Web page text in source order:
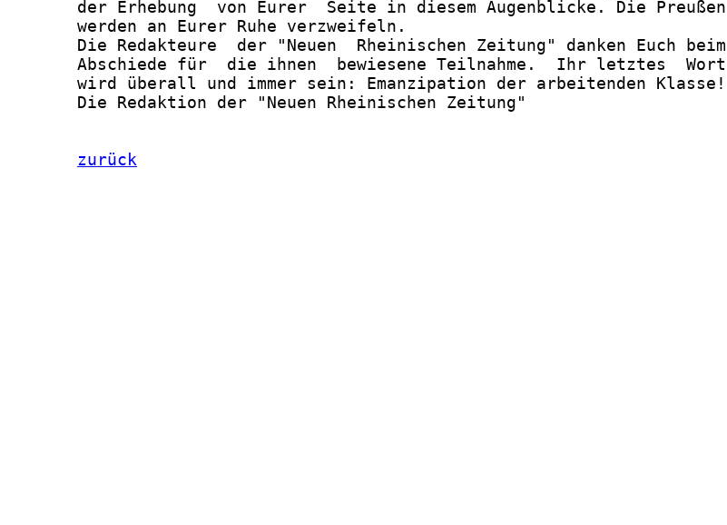
       der Erhebung  von Eurer  Seite in diesem Augenblicke. Die Preußen
       werden an Eurer Ruhe verzweifeln.
       Die Redakteure  der "Neuen  Rheinischen Zeitung" danken Euch beim
       Abschiede für  die ihnen  bewiesene Teilnahme.  Ihr letztes  Wort
       wird überall und immer sein: Emanzipation der arbeitenden Klasse!
       Die Redaktion der "Neuen Rheinischen Zeitung"
zurück